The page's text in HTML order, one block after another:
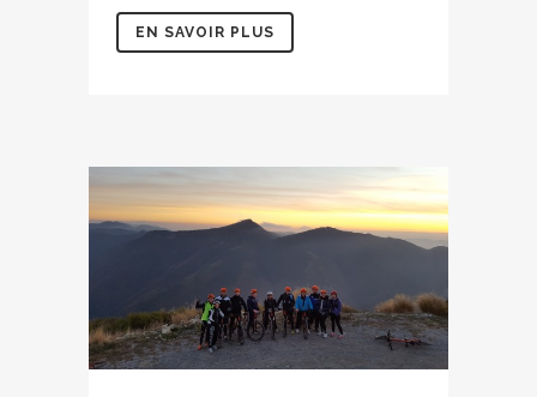
EN SAVOIR PLUS